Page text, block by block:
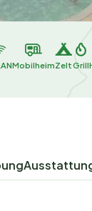
MobilheimZeltGrill